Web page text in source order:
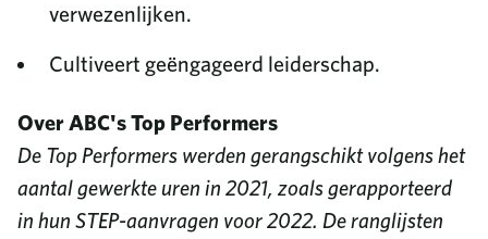
verwezenlijken.
Cultiveert geëngageerd leiderschap.
Over ABC's Top Performers
De Top Performers werden gerangschikt volgens het
aantal gewerkte uren in 2021, zoals gerapporteerd
in hun STEP-aanvragen voor 2022. De ranglijsten